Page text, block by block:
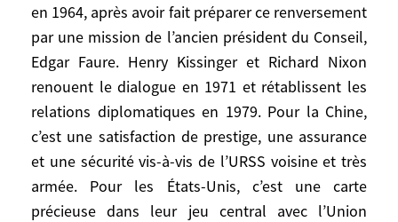
en 1964, après avoir fait préparer ce renversement
par une mission de l’ancien président du Conseil,
Edgar Faure. Henry Kissinger et Richard Nixon
renouent le dialogue en 1971 et rétablissent les
relations diplomatiques en 1979. Pour la Chine,
c’est une satisfaction de prestige, une assurance
et une sécurité vis-à-vis de l’URSS voisine et très
armée. Pour les États-Unis, c’est une carte
précieuse dans leur jeu central avec l’Union
préconisent dès cette période le
rétablissement des relations
diplomatiques avec Pékin, qui avaient été
rompues en 1949. Après avoir été reçu par
Mao Tsé-Tung, le futur président français
François Mitterrand, alors simple
parlementaire, en fait la demande dès 1961
dans un livre intitulé La Chine au défi. Le